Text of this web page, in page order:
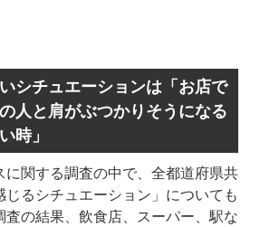
シチュエーションは「お店で
人と肩がぶつかりそうになる
時」
に関する調査の中で、全都道府県共
るシチュエーション」についても
査の結果、飲食店、スーパー、駅な